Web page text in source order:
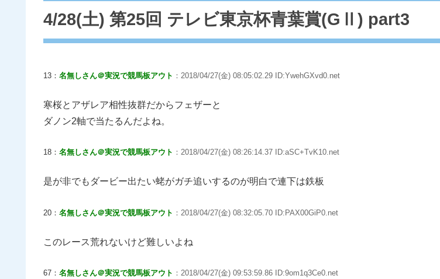
4/28(土) 第25回 テレビ東京杯青葉賞(GⅡ) part3
13： 名無しさん＠実況で競馬板アウト ：2018/04/27(金) 08:05:02.29 ID:YwehGXvd0.net
寒桜とアザレア相性抜群だからフェザーと
ダノン2軸で当たるんだよね。
18： 名無しさん＠実況で競馬板アウト ：2018/04/27(金) 08:26:14.37 ID:aSC+TvK10.net
是が非でもダービー出たい蛯がガチ追いするのが明白で連下は鉄板
20： 名無しさん＠実況で競馬板アウト ：2018/04/27(金) 08:32:05.70 ID:PAX00GiP0.net
このレース荒れないけど難しいよね
67： 名無しさん＠実況で競馬板アウト ：2018/04/27(金) 09:53:59.86 ID:9om1q3Ce0.net